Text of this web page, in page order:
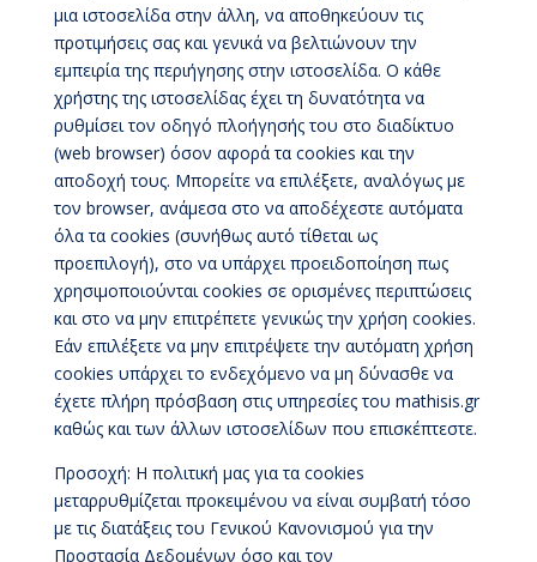
μια ιστοσελίδα στην άλλη, να αποθηκεύουν τις
προτιμήσεις σας και γενικά να βελτιώνουν την
εμπειρία της περιήγησης στην ιστοσελίδα. Ο κάθε
χρήστης της ιστοσελίδας έχει τη δυνατότητα να
ρυθμίσει τον οδηγό πλοήγησής του στο διαδίκτυο
(web browser) όσον αφορά τα cookies και την
αποδοχή τους. Μπορείτε να επιλέξετε, αναλόγως με
τον browser, ανάμεσα στο να αποδέχεστε αυτόματα
όλα τα cookies (συνήθως αυτό τίθεται ως
προεπιλογή), στο να υπάρχει προειδοποίηση πως
χρησιμοποιούνται cookies σε ορισμένες περιπτώσεις
και στο να μην επιτρέπετε γενικώς την χρήση cookies.
Εάν επιλέξετε να μην επιτρέψετε την αυτόματη χρήση
cookies υπάρχει το ενδεχόμενο να μη δύνασθε να
έχετε πλήρη πρόσβαση στις υπηρεσίες του mathisis.gr
καθώς και των άλλων ιστοσελίδων που επισκέπτεστε.
Προσοχή: Η πολιτική μας για τα cookies
μεταρρυθμίζεται προκειμένου να είναι συμβατή τόσο
με τις διατάξεις του Γενικού Κανονισμού για την
Προστασία Δεδομένων όσο και τον